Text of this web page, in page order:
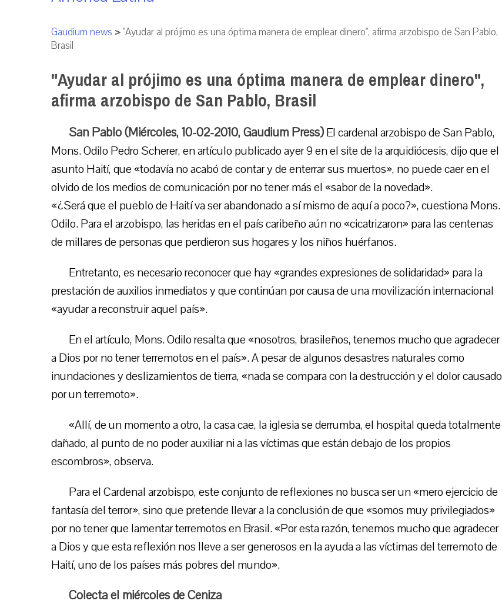
Gaudium news >"Ayudar al prójimo es una óptima manera de emplear dinero", afirma arzobispo de San Pablo,
Brasil
"Ayudar al prójimo es una óptima manera de emplear dinero",
afirma arzobispo de San Pablo, Brasil
San Pablo (Miércoles, 10-02-2010, Gaudium Press)El cardenal arzobispo de San Pablo,
Mons. Odilo Pedro Scherer, en artículo publicado ayer 9 en el site de la arquidiócesis, dijo que el
asunto Haití, que «todavía no acabó de contar y de enterrar sus muertos», no puede caer en el
olvido de los medios de comunicación por no tener más el «sabor de la novedad».
«¿Será que el pueblo de Haití va ser abandonado a sí mismo de aquí a poco?», cuestiona Mons.
Odilo. Para el arzobispo, las heridas en el país caribeño aún no «cicatrizaron» para las centenas
de millares de personas que perdieron sus hogares y los niños huérfanos.
Entretanto, es necesario reconocer que hay «grandes expresiones de solidaridad» para la
prestación de auxilios inmediatos y que continúan por causa de una movilización internacional
«ayudar a reconstruir aquel país».
En el artículo, Mons. Odilo resalta que «nosotros, brasileños, tenemos mucho que agradecer
a Dios por no tener terremotos en el país». A pesar de algunos desastres naturales como
inundaciones y deslizamientos de tierra, «nada se compara con la destrucción y el dolor causado
por un terremoto».
«Allí, de un momento a otro, la casa cae, la iglesia se derrumba, el hospital queda totalmente
dañado, al punto de no poder auxiliar ni a las víctimas que están debajo de los propios
escombros», observa.
Para el Cardenal arzobispo, este conjunto de reflexiones no busca ser un «mero ejercicio de
fantasía del terror», sino que pretende llevar a la conclusión de que «somos muy privilegiados»
por no tener que lamentar terremotos en Brasil. «Por esta razón, tenemos mucho que agradecer
a Dios y que esta reflexión nos lleve a ser generosos en la ayuda a las víctimas del terremoto de
Haití, uno de los países más pobres del mundo».
Colecta el miércoles de Ceniza